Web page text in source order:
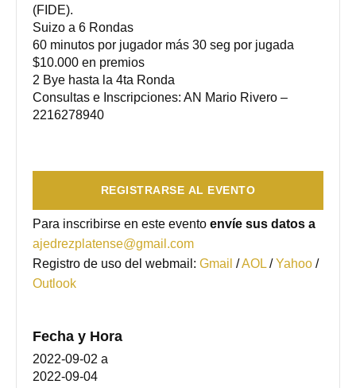
(FIDE).
Suizo a 6 Rondas
60 minutos por jugador más 30 seg por jugada
$10.000 en premios
2 Bye hasta la 4ta Ronda
Consultas e Inscripciones: AN Mario Rivero –
2216278940
REGISTRARSE AL EVENTO
Para inscribirse en este evento envíe sus datos a
ajedrezplatense@gmail.com
Registro de uso del webmail: Gmail /AOL /Yahoo /
Outlook
Fecha y Hora
2022-09-02 a
2022-09-04